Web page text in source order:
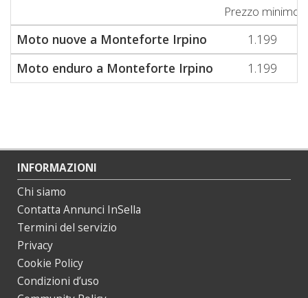
Prezzo minimo
Moto nuove a Monteforte Irpino
1.199
Moto enduro a Monteforte Irpino
1.199
INFORMAZIONI
Chi siamo
Contatta Annunci InSella
Termini del servizio
Privacy
Cookie Policy
Condizioni d’uso